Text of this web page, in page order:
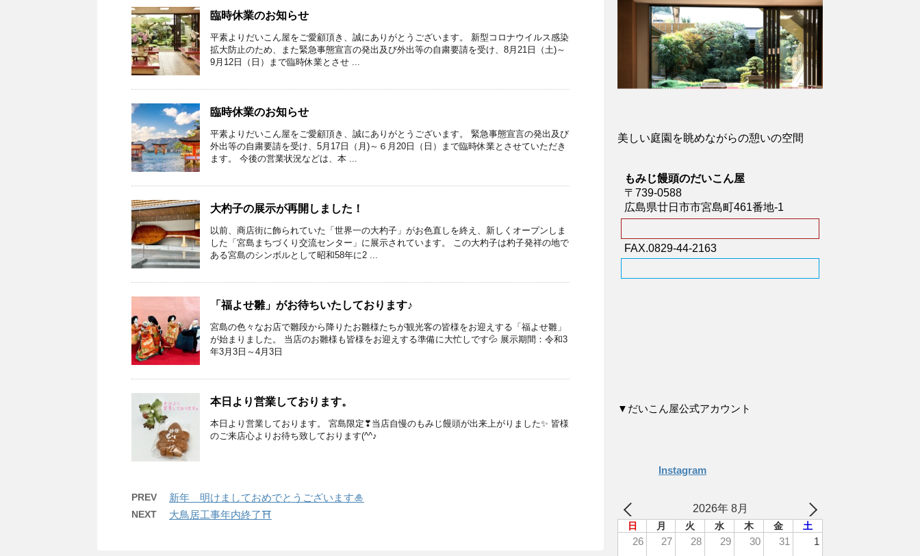
臨時休業のお知らせ
平素よりだいこん屋をご愛顧頂き、誠にありがとうございます。 新型コロナウイルス感染
拡大防止のため、また緊急事態宣言の発出及び外出等の自粛要請を受け、8月21日（土)～
9月12日（日）まで臨時休業とさせ ...
臨時休業のお知らせ
平素よりだいこん屋をご愛顧頂き、誠にありがとうございます。 緊急事態宣言の発出及び
外出等の自粛要請を受け、5月17日（月)～６月20日（日）まで臨時休業とさせていただき
ます。 今後の営業状況などは、本 ...
大杓子の展示が再開しました！
以前、商店街に飾られていた「世界一の大杓子」がお色直しを終え、新しくオープンしま
した「宮島まちづくり交流センター」に展示されています。 この大杓子は杓子発祥の地で
ある宮島のシンボルとして昭和58年に2 ...
「福よせ雛」がお待ちいたしております♪
宮島の色々なお店で雛段から降りたお雛様たちが観光客の皆様をお迎えする「福よせ雛」
が始まりました。 当店のお雛様も皆様をお迎えする準備に大忙しです💦 展示期間：令和3
年3月3日～4月3日
本日より営業しております。
本日より営業しております。 宮島限定❣当店自慢のもみじ饅頭が出来上がりました✨ 皆様
のご来店心よりお待ち致しております(^^♪
PREV 新年 明けましておめでとうございます🎍
NEXT 大鳥居工事年内終了⛩
美しい庭園を眺めながらの憩いの空間
もみじ饅頭のだいこん屋
〒739-0588
広島県廿日市市宮島町461番地-1
FAX.0829-44-2163
▼だいこん屋公式アカウント
Instagram
2026年 8月
日 月 火 水 木 金 土
26 27 28 29 30 31 1